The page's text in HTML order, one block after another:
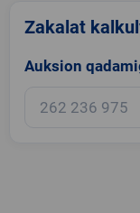
Zakalat
Auksion